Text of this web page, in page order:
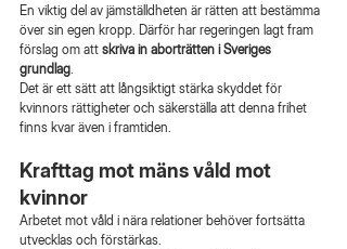
En viktig del av jämställdheten är rätten att bestämma
över sin egen kropp. Därför har regeringen lagt fram
förslag om att skriva in aborträtten i Sveriges
grundlag
Det är ett sätt att långsiktigt stärka skyddet för
kvinnors rättigheter och säkerställa att denna frihet
finns kvar även i framtiden.
Krafttag mot mäns våld mot
kvinnor
Arbetet mot våld i nära relationer behöver fortsätta
utvecklas och förstärkas.